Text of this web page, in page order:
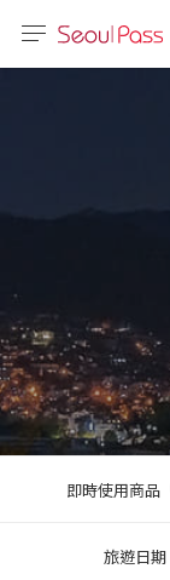
文 (台灣)
即時使用商品
旅遊日期